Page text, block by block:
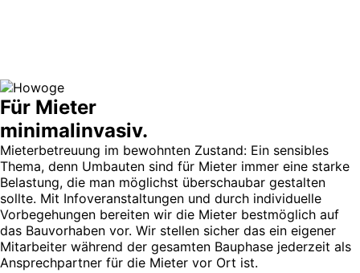
Für Mieter
minimalinvasiv.
Mieterbetreuung im bewohnten Zustand: Ein sensibles
Thema, denn Umbauten sind für Mieter immer eine starke
Belastung, die man möglichst überschaubar gestalten
sollte. Mit Infoveranstaltungen und durch individuelle
Vorbegehungen bereiten wir die Mieter bestmöglich auf
das Bauvorhaben vor. Wir stellen sicher das ein eigener
Mitarbeiter während der gesamten Bauphase jederzeit als
Ansprechpartner für die Mieter vor Ort ist.